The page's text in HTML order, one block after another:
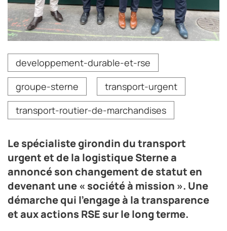
De gauche à droite : David Baribeau (directeur
Développement & marketing), Laurent de Rosnay
(PDG), Marie-Christine Argueil (DRH) et Loïc
Chavaroche (directeur RSE)
Crédit photo Sterne
developpement-durable-et-rse
groupe-sterne
transport-urgent
transport-routier-de-marchandises
Le spécialiste girondin du transport
urgent et de la logistique Sterne a
annoncé son changement de statut en
devenant une « société à mission ». Une
démarche qui l’engage à la transparence
et aux actions RSE sur le long terme.